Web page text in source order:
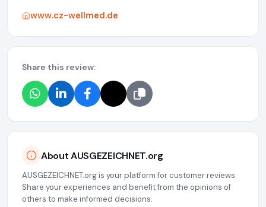
www.cz-wellmed.de
Share this review:
About AUSGEZEICHNET.org
AUSGEZEICHNET.org is your platform for customer reviews.
Share your experiences and benefit from the opinions of
others to make informed decisions.